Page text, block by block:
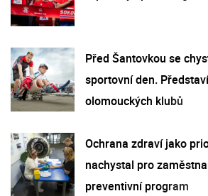
Před Šantovkou se
sportovní den.
olomouckých klubů
Ochrana zdraví jako
nachystal pro
preventivní program